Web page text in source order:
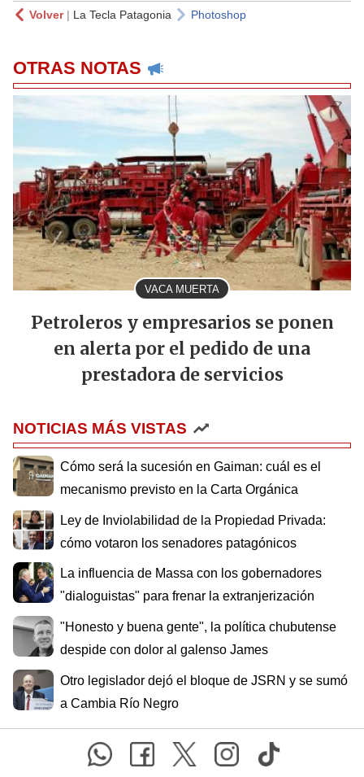
Volver| La Tecla Patagonia Photoshop
OTRAS NOTAS
VACA MUERTA
Petroleros y empresarios se ponen
en alerta por el pedido de una
prestadora de servicios
NOTICIAS MÁS VISTAS
Cómo será la sucesión en Gaiman: cuál es el
mecanismo previsto en la Carta Orgánica
Ley de Inviolabilidad de la Propiedad Privada:
cómo votaron los senadores patagónicos
La influencia de Massa con los gobernadores
"dialoguistas" para frenar la extranjerización
"Honesto y buena gente", la política chubutense
despide con dolor al galenso James
Otro legislador dejó el bloque de JSRN y se sumó
a Cambia Río Negro